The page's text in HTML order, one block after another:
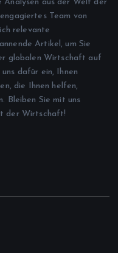
aus der Welt der
Team von
relevante
Artikel, um Sie
globalen Wirtschaft auf
dafür ein, Ihnen
die Ihnen helfen,
Bleiben Sie mit uns
der Wirtschaft!